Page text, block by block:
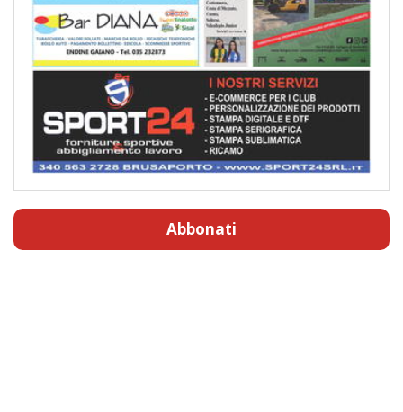
Abbonati